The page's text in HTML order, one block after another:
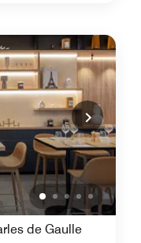
de Gaulle